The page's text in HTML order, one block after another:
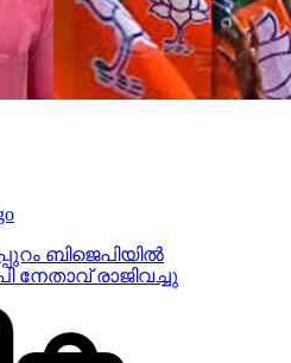
ബിജെപിയില്‍
നേതാവ് രാജിവച്ചു